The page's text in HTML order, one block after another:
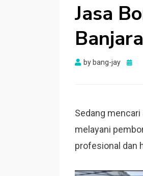
Jasa
by bang-jay
Sedang mencari
melayani
profesional dan